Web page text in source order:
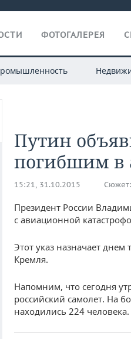
ФОТОГАЛЕРЕЯ
Путин
погибшим в
15:21, 31.10.2015 Сюжет:
Президент России
с авиационной
Этот указ назначает днем
Кремля.
Напомним, что сегодня
российский самолет. На
находились 224 человека.